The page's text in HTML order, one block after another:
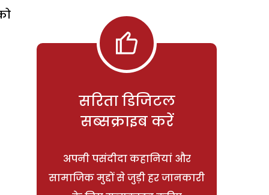
सरिता डिजिटल
सब्सक्राइब करें
अपनी पसंदीदा कहानियां और
सामाजिक मुद्दों से जुड़ी हर जानकारी